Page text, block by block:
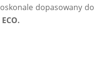
dopasowany do
ECO.